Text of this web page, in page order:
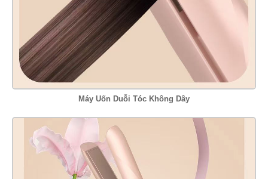
Máy Uốn Duỗi Tóc Không Dây